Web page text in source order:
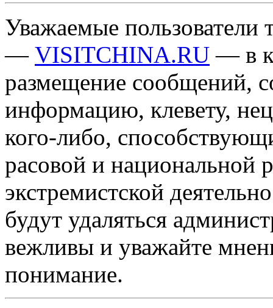
Уважаемые пользователи
— VISITCHINA.RU — в
размещение сообщений,
информацию, клевету,
кого-либо,
расовой и национальной
экстремистской
будут удаляться
вежливы и уважайте
понимание.